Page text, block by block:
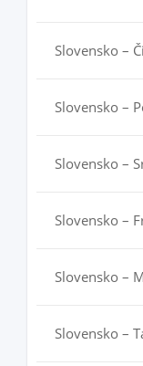
Slovensko –
Slovensko –
Slovensko –
Slovensko –
Slovensko –
Slovensko –